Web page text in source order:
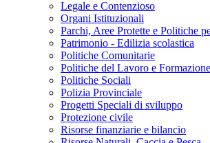
Legale e Contenzioso
Organi Istituzionali
Parchi, Aree Protette e Politiche
Patrimonio - Edilizia scolastica
Politiche Comunitarie
Politiche del Lavoro e
Politiche Sociali
Polizia Provinciale
Progetti Speciali di sviluppo
Protezione civile
Risorse finanziarie e bilancio